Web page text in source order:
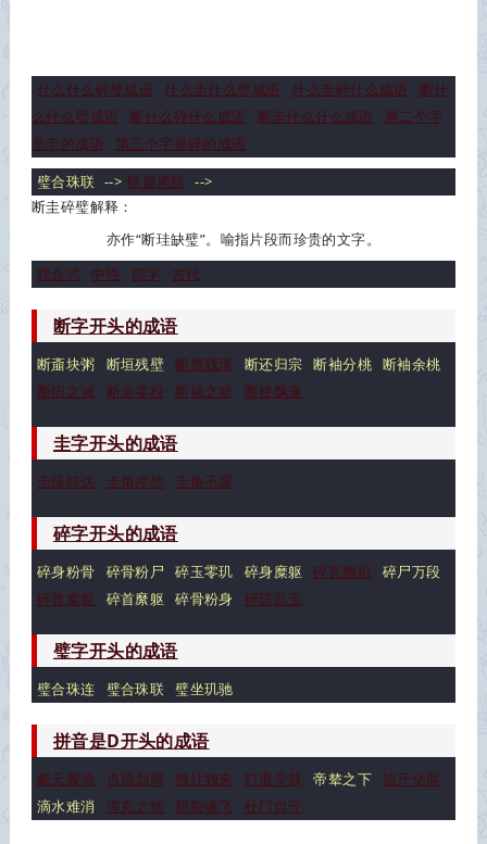
什么什么碎璧成语 什么圭什么璧成语 什么圭碎什么成语
断什
么什么璧成语
断什么碎什么成语 断圭什么什么成语
第二个字
是圭的成语
第三个字是碎的成语
璧合珠联 --> 联篇累牍 -->
断圭碎璧解释：
亦作“断珪缺璧”。喻指片段而珍贵的文字。
联合式
中性 四字 古代
断字开头的成语
断齑块粥 断垣残壁 断壁残璋 断还归宗 断袖分桃 断袖余桃
断织之诫
断金零粉 断袖之癖 断梗飘蓬
圭字开头的成语
圭璋特达 圭角岸然 圭角不露
碎字开头的成语
碎身粉骨 碎骨粉尸 碎玉零玑 碎身糜躯 碎瓦颓垣
碎尸万段
碎首糜躯
碎首縻躯 碎骨粉身 碎琼乱玉
璧字开头的成语
璧合珠连 璧合珠联 璧坐玑驰
拼音是D开头的成语
戴天履地 点指划脚 独往独来 打退堂鼓 帝辇之下
掂斤估两
滴水难消
弹丸之地 胆裂魂飞 杜门自守